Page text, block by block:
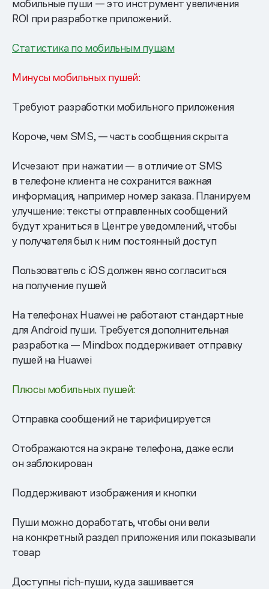
мобильные пуши — это инструмент увеличения
ROI при разработке приложений.
Статистика по мобильным пушам
Минусы мобильных пушей:
Требуют разработки мобильного приложения
Короче, чем SMS, — часть сообщения скрыта
Исчезают при нажатии — в отличие от SMS
в телефоне клиента не сохранится важная
информация, например номер заказа. Планируем
улучшение: тексты отправленных сообщений
будут храниться в Центре уведомлений, чтобы
у получателя был к ним постоянный доступ
Пользователь с iOS должен явно согласиться
на получение пушей
На телефонах Huawei не работают стандартные
для Android пуши. Требуется дополнительная
разработка — Mindbox поддерживает отправку
пушей на Huawei
Плюсы мобильных пушей:
Отправка сообщений не тарифицируется
Отображаются на экране телефона, даже если
он заблокирован
Поддерживают изображения и кнопки
Пуши можно доработать, чтобы они вели
на конкретный раздел приложения или показывали
товар
Доступны rich-пуши, куда зашивается